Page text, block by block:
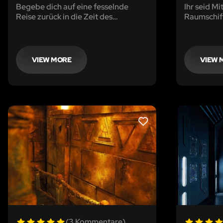
Begebe dich auf eine fesselnde
Reise zurück in die Zeit des
VIEW MORE
Ihr seid
Erde gibt
VIEW
LIKE